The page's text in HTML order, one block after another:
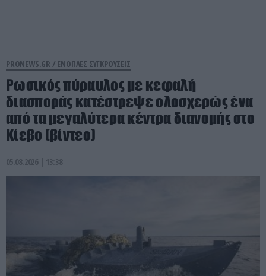
PRONEWS.GR / ΕΝΟΠΛΕΣ ΣΥΓΚΡΟΥΣΕΙΣ
Ρωσικός πύραυλος με κεφαλή
διασποράς κατέστρεψε ολοσχερώς ένα
από τα μεγαλύτερα κέντρα διανομής στο
Κίεβο (βίντεο)
05.08.2026 | 13:38